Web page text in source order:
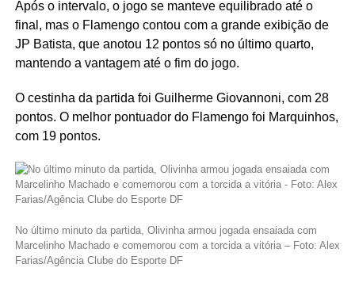
Após o intervalo, o jogo se manteve equilibrado até o
final, mas o Flamengo contou com a grande exibição de
JP Batista, que anotou 12 pontos só no último quarto,
mantendo a vantagem até o fim do jogo.
O cestinha da partida foi Guilherme Giovannoni, com 28
pontos. O melhor pontuador do Flamengo foi Marquinhos,
com 19 pontos.
No último minuto da partida, Olivinha armou jogada ensaiada com
Marcelinho Machado e comemorou com a torcida a vitória – Foto: Alex
Farias/Agência Clube do Esporte DF